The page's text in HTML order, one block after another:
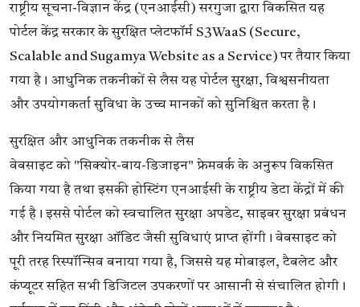
राष्ट्रीय सूचना-विज्ञान केंद्र (एनआईसी) सरगुजा द्वारा विकसित यह
पोर्टल केंद्र सरकार के सुरक्षित प्लेटफॉर्म S3WaaS (Secure,
Scalable and Sugamya Website as a Service) पर तैयार किया
गया है। आधुनिक तकनीकों से लैस यह पोर्टल सुरक्षा, विश्वसनीयता
और उपयोगकर्ता सुविधा के उच्च मानकों को सुनिश्चित करता है।
सुरक्षित और आधुनिक तकनीक से लैस
वेबसाइट को "सिक्योर-बाय-डिजाइन" फ्रेमवर्क के अनुरूप विकसित
किया गया है तथा इसकी होस्टिंग एनआईसी के राष्ट्रीय डेटा केंद्रों में की
गई है। इससे पोर्टल को स्वचालित सुरक्षा अपडेट, साइबर सुरक्षा प्रबंधन
और नियमित सुरक्षा ऑडिट जैसी सुविधाएं प्राप्त होंगी। वेबसाइट को
पूरी तरह रिस्पॉन्सिव बनाया गया है, जिससे यह मोबाइल, टैबलेट और
कंप्यूटर सहित सभी डिजिटल उपकरणों पर आसानी से संचालित होगी।